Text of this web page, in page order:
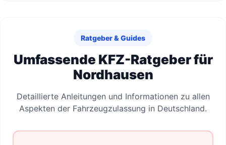
Ratgeber & Guides
Umfassende KFZ-Ratgeber für
Nordhausen
Detaillierte Anleitungen und Informationen zu allen
Aspekten der Fahrzeugzulassung in Deutschland.